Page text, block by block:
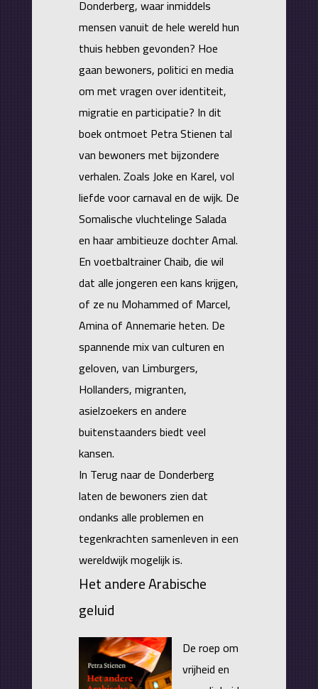
Donderberg, waar inmiddels
mensen vanuit de hele wereld hun
thuis hebben gevonden? Hoe
gaan bewoners, politici en media
om met vragen over identiteit,
migratie en participatie? In dit
boek ontmoet Petra Stienen tal
van bewoners met bijzondere
verhalen. Zoals Joke en Karel, vol
liefde voor carnaval en de wijk. De
Somalische vluchtelinge Salada
en haar ambitieuze dochter Amal.
En voetbaltrainer Chaib, die wil
dat alle jongeren een kans krijgen,
of ze nu Mohammed of Marcel,
Amina of Annemarie heten. De
spannende mix van culturen en
geloven, van Limburgers,
Hollanders, migranten,
asielzoekers en andere
buitenstaanders biedt veel
kansen.
In Terug naar de Donderberg
laten de bewoners zien dat
ondanks alle problemen en
tegenkrachten samenleven in een
wereldwijk mogelijk is.
Het andere Arabische
geluid
De roep om
vrijheid en